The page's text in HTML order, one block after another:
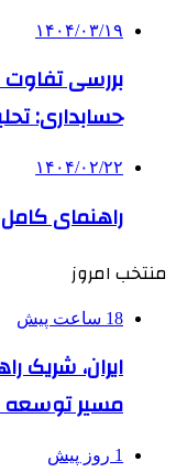
۱۴۰۴/۰۳/۱۹
بررسی
حسابداری:
۱۴۰۴/۰۲/۲۲
راهنمای
منتخب امروز
18 ساعت پیش
ایران، شریک
مسیر توسعه
1 روز پیش